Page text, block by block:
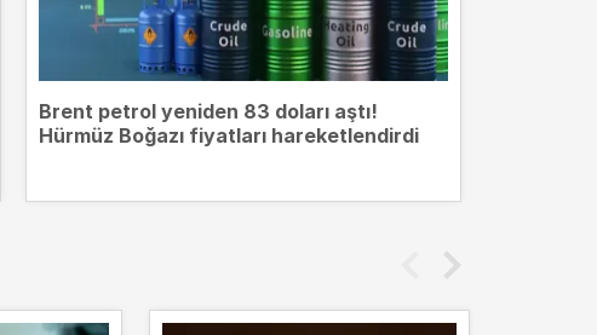
Brent petrol yeniden 83 doları aştı!
Hürmüz Boğazı fiyatları hareketlendirdi